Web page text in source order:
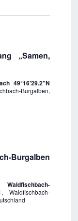
e
d
n
s
e
,
N
a
a
i
o
„Samen,
49°16'29.2"N
Burgalben,
Burgalben
Waldfischbach-